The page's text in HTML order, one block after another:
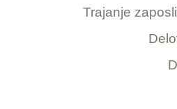
Trajanje